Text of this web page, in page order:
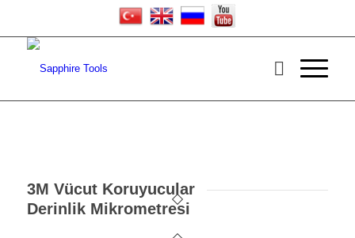
3M Vücut Koruyucular
Derinlik Mikrometresi